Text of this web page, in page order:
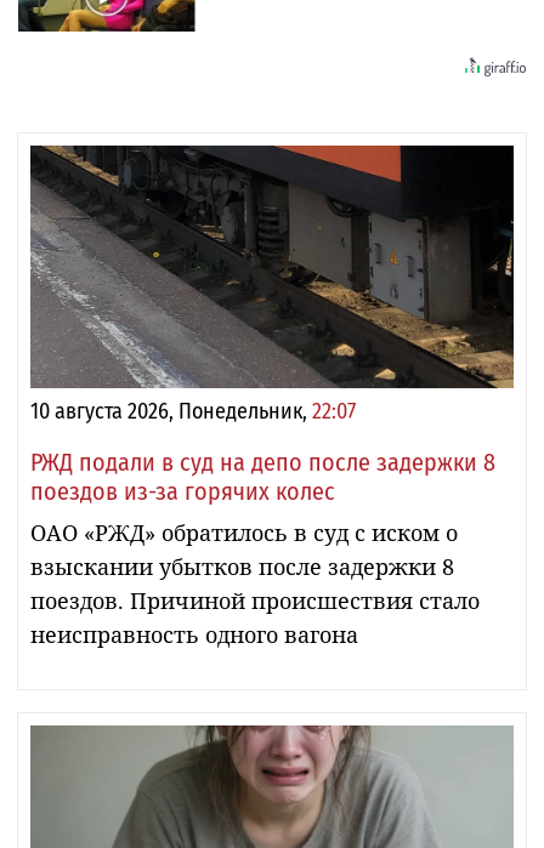
10 августа 2026, Понедельник, 22:07
РЖД подали в суд на депо после задержки 8
поездов из-за горячих колес
ОАО «РЖД» обратилось в суд с иском о
взыскании убытков после задержки 8
поездов. Причиной происшествия стало
неисправность одного вагона